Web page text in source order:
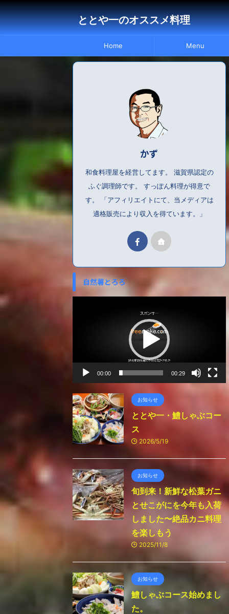
ととや一のオススメ料理
Home Menu
かず
和食料理屋を経営してます。 滋賀県認定の
ふぐ調理師です。 すっぽん料理が得意で
す。 「アフィリエイトにて、当メディアは
適格販売により収入を得ています。」
自然薯とろろ
00:00 00:29
お知らせ
ととや一・鱧しゃぶコー
ス
2026/5/19
お知らせ
旬到来！新鮮な松葉ガニ
とせこがにを今年も入荷
しました〜絶品カニ料理
を楽しもう
2025/11/8
お知らせ
鱧しゃぶコース始めまし
た。